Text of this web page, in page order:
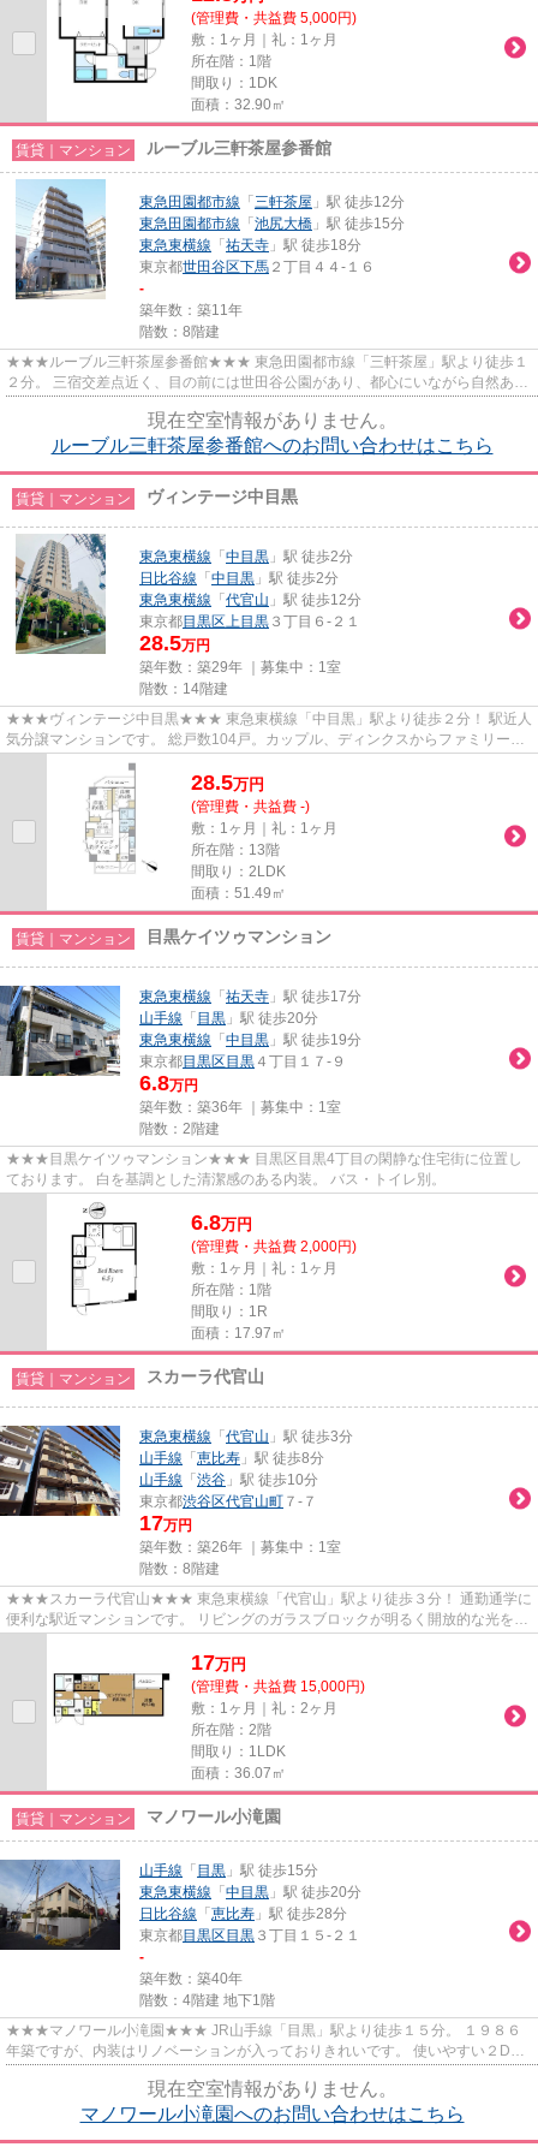
(管理費・共益費 5,000円)
敷：1ヶ月｜礼：1ヶ月
所在階：1階
間取り：1DK
面積：32.90㎡
賃貸｜マンション ルーブル三軒茶屋参番館
東急田園都市線 「 三軒茶屋 」駅 徒歩12分
東急田園都市線 「 池尻大橋 」駅 徒歩15分
東急東横線 「 祐天寺 」駅 徒歩18分
東京都世田谷区下馬 ２丁目４４-１６
-
築年数：築11年
階数：8階建
★★★ルーブル三軒茶屋参番館★★★ 東急田園都市線「三軒茶屋」駅より徒歩１
２分。 三宿交差点近く、目の前には世田谷公園があり、都心にいながら自然あふ
現在空室情報がありません。
ルーブル三軒茶屋参番館へのお問い合わせはこちら
賃貸｜マンション ヴィンテージ中目黒
東急東横線 「 中目黒 」駅 徒歩2分
日比谷線 「 中目黒 」駅 徒歩2分
東急東横線 「 代官山 」駅 徒歩12分
東京都目黒区上目黒 ３丁目６-２１
28.5万円
築年数：築29年 ｜募集中： 1室
階数：14階建
★★★ヴィンテージ中目黒★★★ 東急東横線「中目黒」駅より徒歩２分！ 駅近人
気分譲マンションです。 総戸数104戸。カップル、ディンクスからファミリータ
イプまで幅広くお部屋タイプがあ...
28.5万円
(管理費・共益費 -)
敷：1ヶ月｜礼：1ヶ月
所在階：13階
間取り：2LDK
面積：51.49㎡
賃貸｜マンション 目黒ケイツゥマンション
東急東横線 「 祐天寺 」駅 徒歩17分
山手線 「 目黒 」駅 徒歩20分
東急東横線 「 中目黒 」駅 徒歩19分
東京都目黒区 目黒 ４丁目１７-９
6.8万円
築年数：築36年 ｜募集中： 1室
階数：2階建
★★★目黒ケイツゥマンション★★★ 目黒区目黒4丁目の閑静な住宅街に位置し
ております。 白を基調とした清潔感のある内装。 バス・トイレ別。
6.8万円
(管理費・共益費 2,000円)
敷：1ヶ月｜礼：1ヶ月
所在階：1階
間取り：1R
面積：17.97㎡
賃貸｜マンション スカーラ代官山
東急東横線 「 代官山 」駅 徒歩3分
山手線 「 恵比寿 」駅 徒歩8分
山手線 「 渋谷 」駅 徒歩10分
東京都渋谷区代官山町 ７-７
17万円
築年数：築26年 ｜募集中： 1室
階数：8階建
★★★スカーラ代官山★★★ 東急東横線「代官山」駅より徒歩３分！ 通勤通学に
便利な駅近マンションです。 リビングのガラスブロックが明るく開放的な光をも
17万円
(管理費・共益費 15,000円)
敷：1ヶ月｜礼：2ヶ月
所在階：2階
間取り：1LDK
面積：36.07㎡
賃貸｜マンション マノワール小滝園
山手線 「 目黒 」駅 徒歩15分
東急東横線 「 中目黒 」駅 徒歩20分
日比谷線 「 恵比寿 」駅 徒歩28分
東京都目黒区 目黒 ３丁目１５-２１
-
築年数：築40年
階数：4階建 地下1階
★★★マノワール小滝園★★★ JR山手線「目黒」駅より徒歩１５分。 １９８６
年築ですが、内装はリノベーションが入っておりきれいです。 使いやすい２DK
現在空室情報がありません。
マノワール小滝園へのお問い合わせはこちら